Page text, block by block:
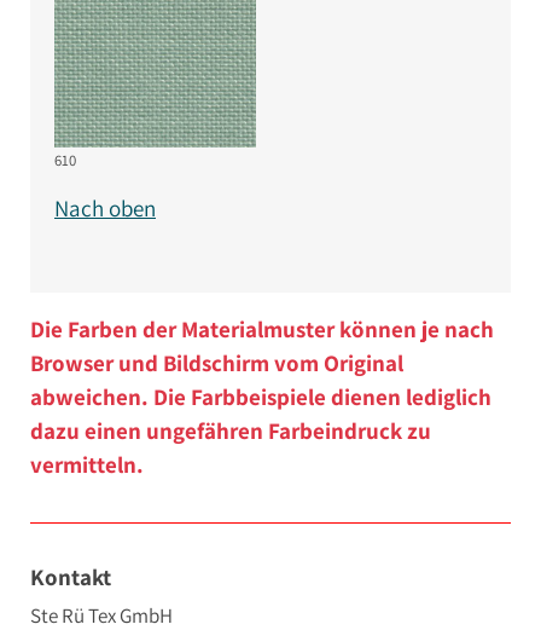
610
Nach oben
Die Farben der Materialmuster können je nach
Browser und Bildschirm vom Original
abweichen. Die Farbbeispiele dienen lediglich
dazu einen ungefähren Farbeindruck zu
vermitteln.
Kontakt
Ste Rü Tex GmbH